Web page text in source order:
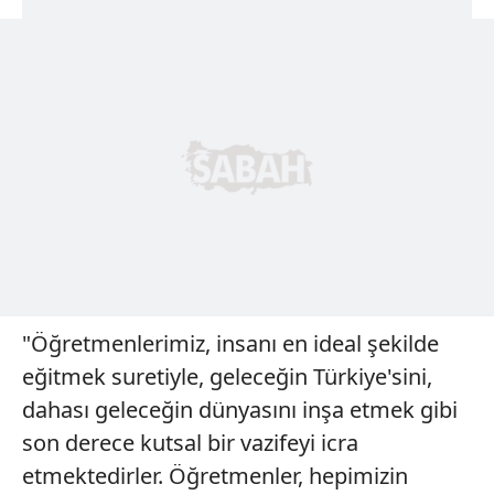
"Öğretmenlerimiz, insanı en ideal şekilde
eğitmek suretiyle, geleceğin Türkiye'sini,
dahası geleceğin dünyasını inşa etmek gibi
son derece kutsal bir vazifeyi icra
etmektedirler. Öğretmenler, hepimizin